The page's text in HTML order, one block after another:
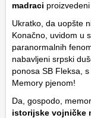
madraci
Ukratko, da uopšte
Konačno, uvidom u
paranormalnih
nabavljeni srpski
ponosa SB Fleksa,
Memory pjenom!
Da, gospodo,
istorijske vojničke